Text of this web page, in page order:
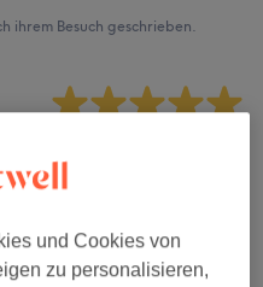
ihrem Besuch geschrieben.
und Cookies von
zu personalisieren,